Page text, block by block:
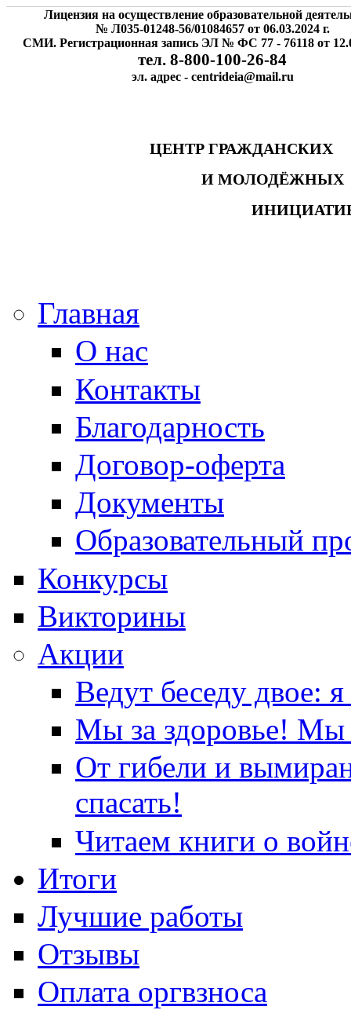
Лицензия на осуществление образовательной
№ Л035-01248-56/01084657 от 06.03.2024 г.
СМИ. Регистрационная запись ЭЛ № ФС 77 - 76118 от
тел. 8-800-100-26-84
эл. адрес - centrideia@mail.ru
ЦЕНТР
И
Главная
О нас
Контакты
Благодарность
Договор-оферта
Документы
Образовательный
Конкурсы
Викторины
Акции
Ведут беседу двое:
Мы за здоровье! Мы
От гибели и
спасать!
Читаем книги о
Итоги
Лучшие работы
Отзывы
Оплата оргвзноса